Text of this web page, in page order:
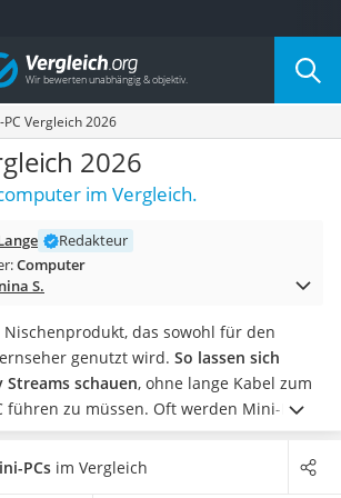
nach Kategorie
PC Vergleich 2026
2026
im Vergleich.
Redakteur
Computer
S.
Nischenprodukt, das sowohl für den
genutzt wird. So lassen sich
schauen, ohne lange Kabel zum
führen zu müssen. Oft werden Mini-PCs
TV gestellt unddienen als unauffällige
Steuerung
PCs im Vergleich